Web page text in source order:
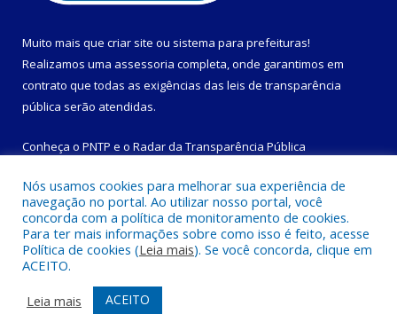
Muito mais que criar site ou sistema para prefeituras!
Realizamos uma assessoria completa, onde garantimos em
contrato que todas as exigências das leis de transparência
pública serão atendidas.
Conheça o PNTP e o Radar da Transparência Pública
Todos os direitos reservados a Prefeitura Municipal de
Magalhães Barata.
Mapa do Site
Acessar Área Administrativa
Nós usamos cookies para melhorar sua experiência de
navegação no portal. Ao utilizar nosso portal, você
concorda com a política de monitoramento de cookies.
Para ter mais informações sobre como isso é feito, acesse
Política de cookies (Leia mais). Se você concorda, clique em
ACEITO.
Leia mais
ACEITO